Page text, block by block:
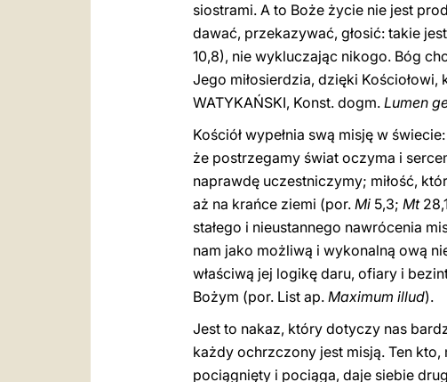
siostrami. A to Boże życie nie jest
dawać, przekazywać, głosić: takie
10,8), nie wykluczając nikogo. Bóg
Jego miłosierdzia, dzięki
WATYKAŃSKI, Konst. dogm. Lumen
Kościół wypełnia swą misję w
że postrzegamy świat oczyma i
naprawdę uczestniczymy; miłość,
aż na krańce ziemi (por. Mi 5,3; Mt
stałego i nieustannego nawrócenia
nam jako możliwą i wykonalną ową
właściwą jej logikę daru, ofiary i
Bożym (por. List ap. Maximum illud).
Jest to nakaz, który dotyczy nas
każdy ochrzczony jest misją. Ten
pociągnięty i pociąga, daje siebie